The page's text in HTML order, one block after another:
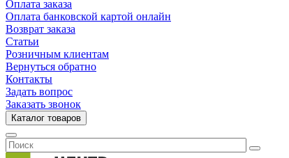
Оплата заказа
Оплата банковской картой онлайн
Возврат заказа
Статьи
Розничным клиентам
Вернуться обратно
Контакты
Задать вопрос
Заказать звонок
Каталог товаров